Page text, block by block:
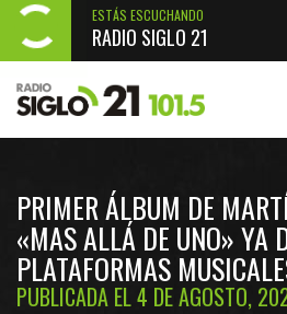
ESTÁS ESCUCHANDO
RADIO SIGLO 21
PRIMER ÁLBUM DE
«MAS ALLÁ DE UNO» YA
PLATAFORMAS
PUBLICADA EL 4 DE AGOSTO,